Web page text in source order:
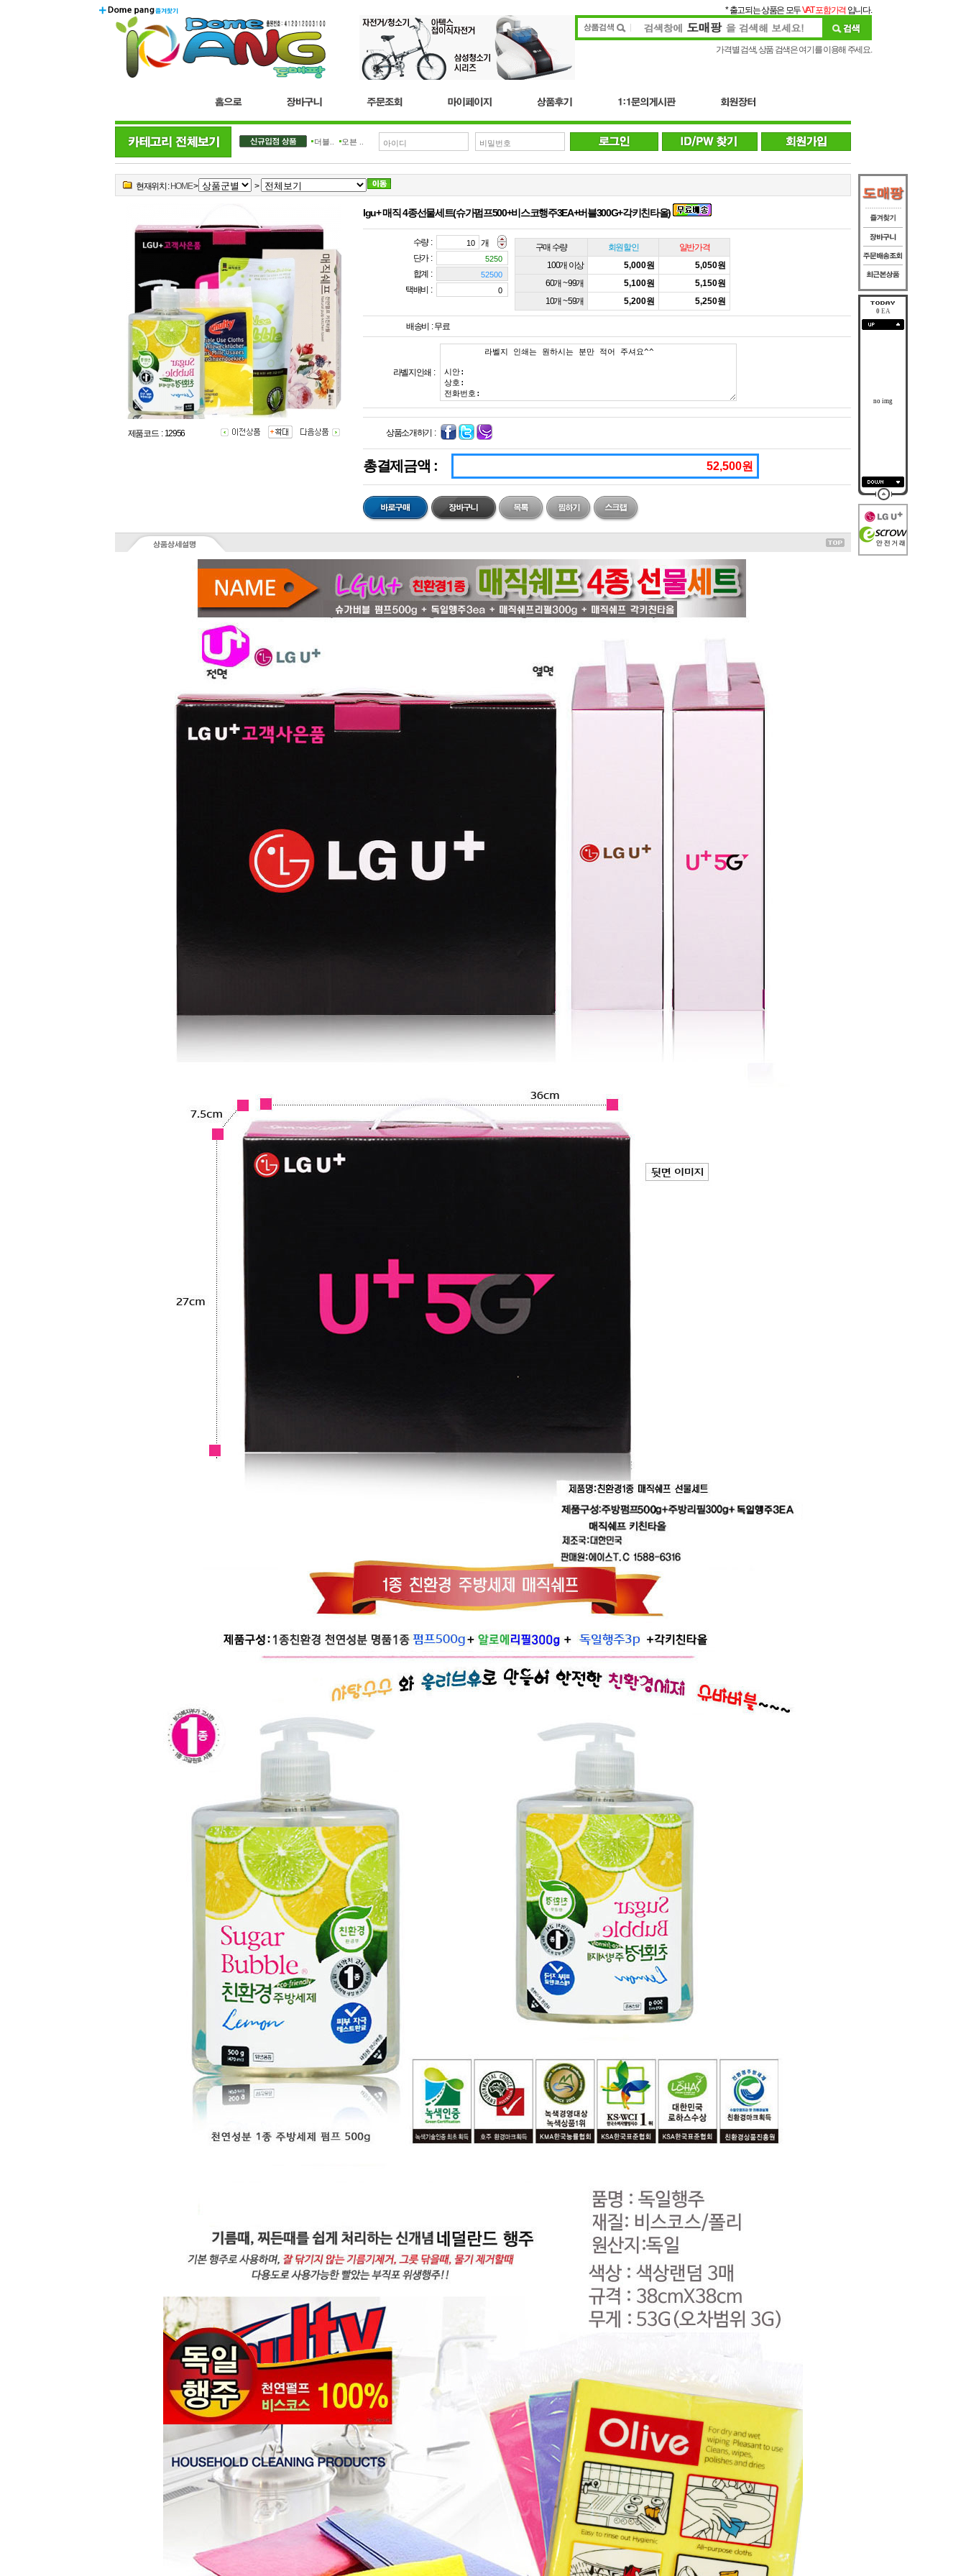
* 출고되는 상품은 모두VAT 포함가격 입니다.
가격별 검색, 상품 검색은 여기를 이용해 주세요.
더블.. 오븐 ..
현재위치 : HOME> >
제품코드 : 12956
lgu+ 매직 4종선물세트(슈가펌프500+비스코행주3EA+버블300G+각키친타올)
수량 :
개
단가 :
합계 :
택배비 :
구매 수량 회원할인
일반가격
100개 이상
5,000원
5,050원
60개 ~ 99개
5,100원
5,150원
10개 ~ 59개
5,200원 5,250원
배송비 : 무료
라벨지인쇄 :
상품소개하기 :
총결제금액 : 52,500원
0EA
no img